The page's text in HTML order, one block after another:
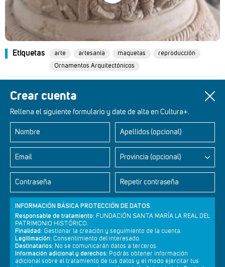
Crear cuenta
Rellena el siguiente formulario y date de alta en Cultura+.
Nombre Apellidos (opcional)
Email Provincia (opcional)
Contraseña Repetir contraseña
INFORMACIÓN BÁSICA PROTECCIÓN DE DATOS
Responsable de tratamiento: FUNDACIÓN SANTA MARÍA LA REAL DEL
PATRIMONIO HISTÓRICO.
Finalidad: Gestionar la creación y seguimiento de la cuenta.
Legitimación: Consentimiento del interesado.
Destinatarios: No se comunicarán datos a terceros.
Información adicional y derechos: Podrás obtener información
adicional sobre el tratamiento de tus datos y el modo ejercitar tus
Etiquetas arte artesanía maquetas
reproducción
Ornamentos Arquitectónicos
Retablos Renacentistas Este de León